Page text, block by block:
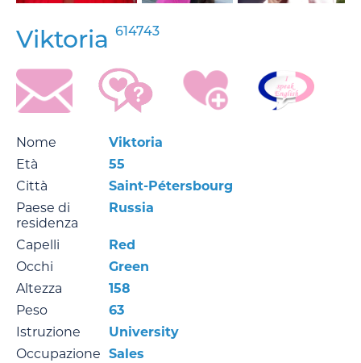
Viktoria 614743
Nome
Viktoria
Età
55
Città
Saint-Pétersbourg
Paese di
residenza
Russia
Capelli
Red
Occhi
Green
Altezza
158
Peso
63
Istruzione
University
Occupazione Sales